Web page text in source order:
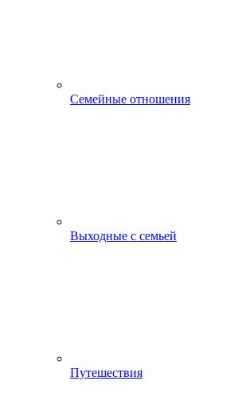
Семейные отношения
Выходные с семьей
Путешествия